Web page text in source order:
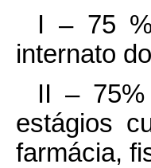
I – 75
internato
II –
estágios
farmácia,